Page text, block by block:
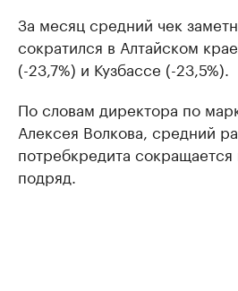
За месяц средний чек
сократился в Алтайском
(-23,7%) и Кузбассе (-23,5%).
По словам директора по
Алексея Волкова, средний
потребкредита
подряд.